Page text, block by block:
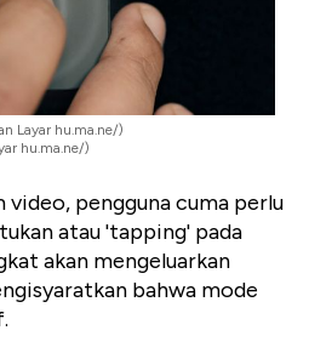
Layar hu.ma.ne/)
hu.ma.ne/)
video, pengguna cuma perlu
atau 'tapping' pada
akan mengeluarkan
bahwa mode